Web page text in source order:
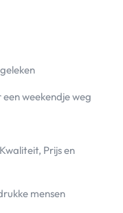
weekendje weg
Prijs en
mensen